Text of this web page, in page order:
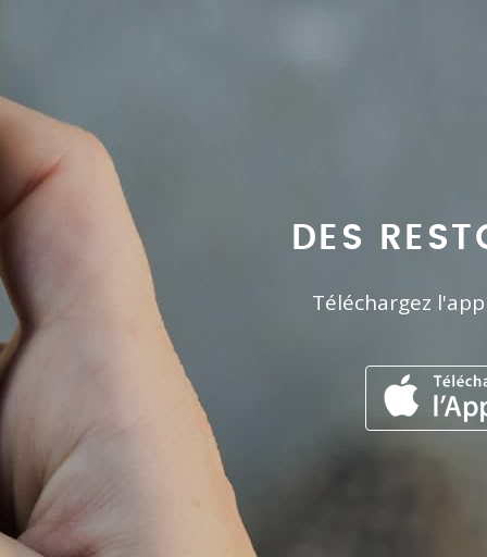
DES
Téléchargez